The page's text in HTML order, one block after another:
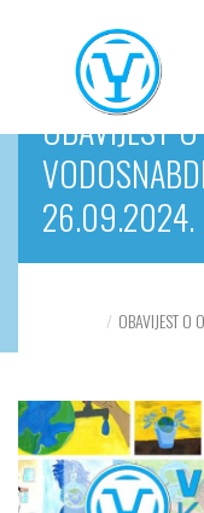
OBAVIJEST
26.09.2024.
OBAVIJEST